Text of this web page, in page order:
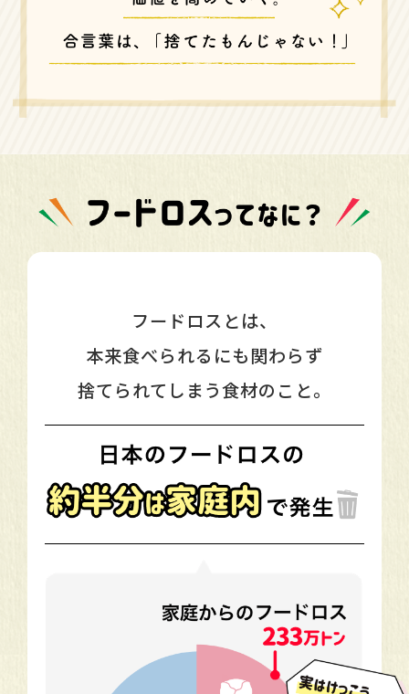
フードロスとは、
本来食べられるにも関わらず
捨てられてしまう食材のこと。